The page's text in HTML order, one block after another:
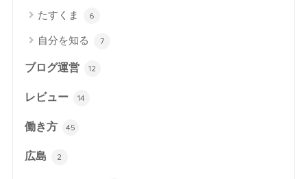
たすくま 6
自分を知る 7
ブログ運営 12
レビュー 14
働き方 45
広島 2